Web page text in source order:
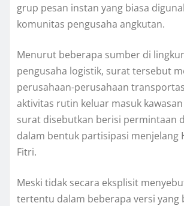
grup pesan instan yang biasa
komunitas pengusaha angkutan.
Menurut beberapa sumber di
pengusaha logistik, surat tersebut
perusahaan-perusahaan
aktivitas rutin keluar masuk
surat disebutkan berisi permintaan
dalam bentuk partisipasi menjelang
Fitri.
Meski tidak secara eksplisit
tertentu dalam beberapa versi yang